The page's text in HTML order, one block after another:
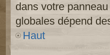
dans votre
globales dépend
Haut